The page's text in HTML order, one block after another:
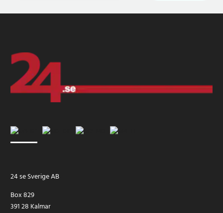
24 se Sverige AB
Box 829
391 28 Kalmar